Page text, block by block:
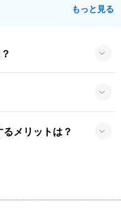
もっと見る
メリットは？